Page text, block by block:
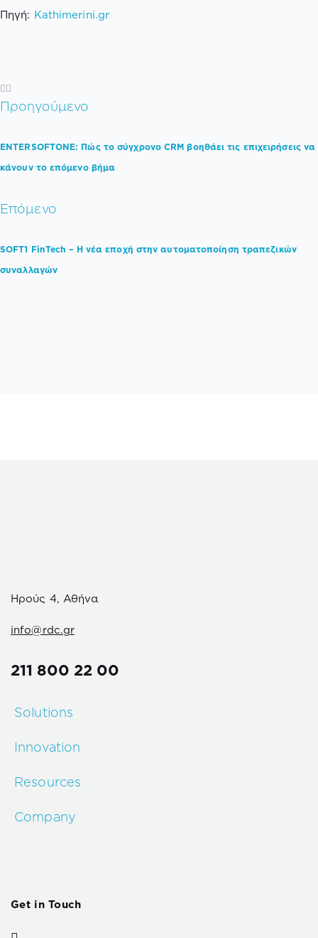
Πηγή: Kathimerini.gr
Προηγούμενο
ENTERSOFTONE: Πώς το σύγχρονο CRM βοηθάει τις επιχειρήσεις να
κάνουν το επόμενο βήμα
Επόμενο
SOFT1 FinTech – Η νέα εποχή στην αυτοματοποίηση τραπεζικών
συναλλαγών
Ηρούς 4, Αθήνα
info@rdc.gr
211 800 22 00
Solutions
Innovation
Resources
Company
Get in Touch